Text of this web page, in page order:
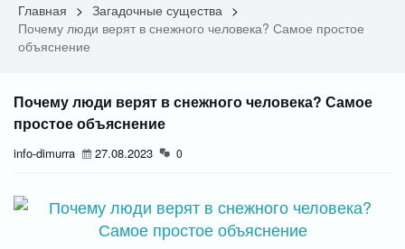
Главная > Загадочные существа >
Почему люди верят в снежного человека? Самое простое
объяснение
Почему люди верят в снежного человека? Самое
простое объяснение
info-dimurra 27.08.2023 0